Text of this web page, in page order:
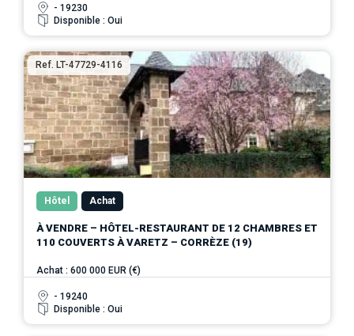
- 19230
Disponible : Oui
Ref. LT-47729-4116
Hôtel Achat
À VENDRE – HÔTEL-RESTAURANT DE 12 CHAMBRES ET
110 COUVERTS À VARETZ – CORRÈZE (19)
Achat : 600 000 EUR (€)
- 19240
Disponible : Oui